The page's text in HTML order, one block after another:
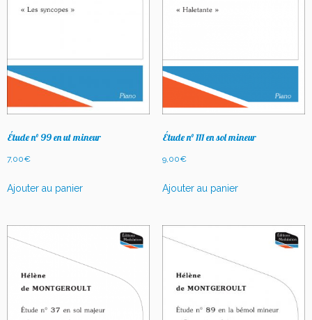
Étude n° 99 en ut mineur
7,00€
Ajouter au panier
Étude n° 111 en sol mineur
9,00€
Ajouter au panier